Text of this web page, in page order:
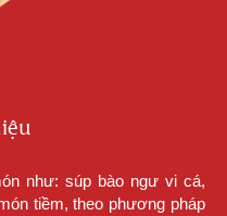
như: súp bào ngư vi cá,
tiềm, theo phương pháp